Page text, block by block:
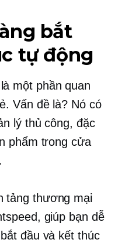
bắt
tự động
một phần quan
Vấn đề là? Nó có
lý thủ công, đặc
phẩm trong cửa
tảng thương mại
giúp bạn dễ
đầu và kết thúc